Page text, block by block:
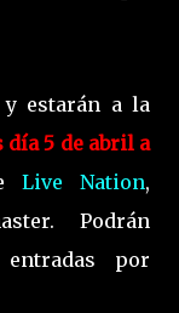
y estarán a la
día 5 de abril a
Live Nation,
Podrán
por